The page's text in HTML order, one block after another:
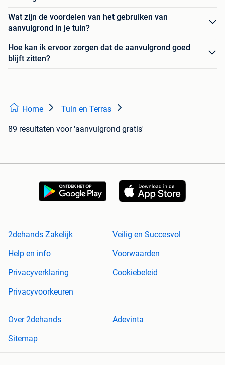
Wat zijn de voordelen van het gebruiken van
aanvulgrond in je tuin?
Hoe kan ik ervoor zorgen dat de aanvulgrond goed
blijft zitten?
Home Tuin en Terras
89 resultaten voor 'aanvulgrond gratis'
2dehands Zakelijk
Veilig en Succesvol
Help en info
Voorwaarden
Privacyverklaring
Cookiebeleid
Privacyvoorkeuren
Over 2dehands
Adevinta
Sitemap